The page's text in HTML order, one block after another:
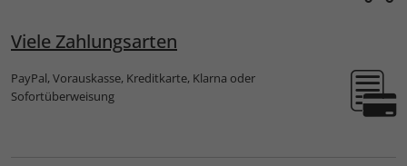
Viele Zahlungsarten
PayPal, Vorauskasse, Kreditkarte, Klarna oder
Sofortüberweisung